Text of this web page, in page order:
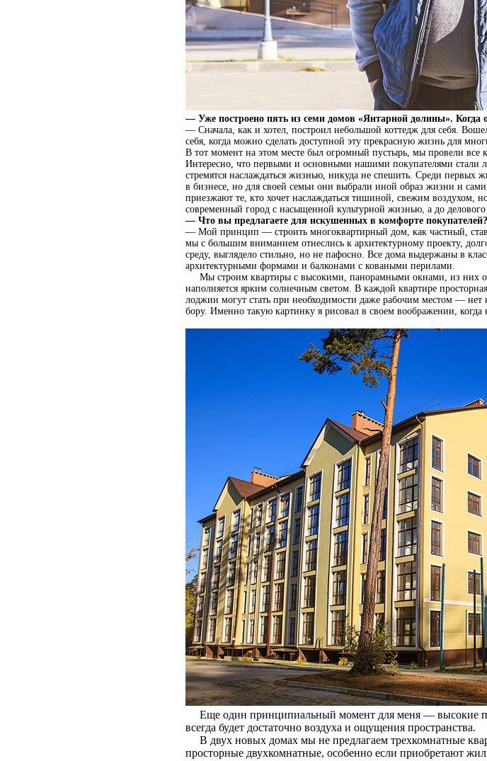
— Уже построено пять из семи домов «Янтарной долины». Когда
— Сначала, как и хотел, построил небольшой коттедж для себя.
себя, когда можно сделать доступной эту прекрасную жизнь для
В тот момент на этом месте был огромный пустырь, мы провели все
Интересно, что первыми и основными нашими покупателями стали
стремятся наслаждаться жизнью, никуда не спешить. Среди
в бизнесе, но для своей семьи они выбрали иной образ жизни и
приезжают те, кто хочет наслаждаться тишиной, свежим воздухом,
современный город с насыщенной культурной жизнью, а до
— Что вы предлагаете для искушенных в комфорте покупателей?
— Мой принцип — строить многоквартирный дом, как частный,
мы с большим вниманием отнеслись к архитектурному проекту,
среду, выглядело стильно, но не пафосно. Все дома выдержаны в
архитектурными формами и балконами с коваными перилами.
Мы строим квартиры с высокими, панорамными окнами, из них
наполняется ярким солнечным светом. В каждой квартире
лоджии могут стать при необходимости даже рабочим местом — нет
бору. Именно такую картинку я рисовал в своем воображении, когда
Еще один принципиальный момент для меня — высокие
всегда будет достаточно воздуха и ощущения пространства.
В двух новых домах мы не предлагаем трехкомнатные
просторные двухкомнатные, особенно если приобретают